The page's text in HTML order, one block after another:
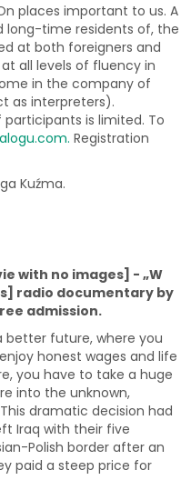
places important to us. A
long-time residents of, the
at both foreigners and
all levels of fluency in
in the company of
as interpreters).
is limited. To
. Registration
Kuźma.
with no images] - „W
radio documentary by
admission.
better future, where you
honest wages and life
you have to take a huge
into the unknown,
dramatic decision had
Iraq with their five
Polish border after an
paid a steep price for